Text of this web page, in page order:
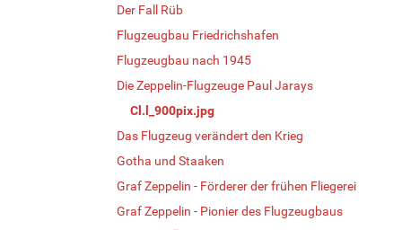
Der Fall Rüb
Flugzeugbau Friedrichshafen
Flugzeugbau nach 1945
Die Zeppelin-Flugzeuge Paul Jarays
Cl.l_900pix.jpg
Das Flugzeug verändert den Krieg
Gotha und Staaken
Graf Zeppelin - Förderer der frühen Fliegerei
Graf Zeppelin - Pionier des Flugzeugbaus